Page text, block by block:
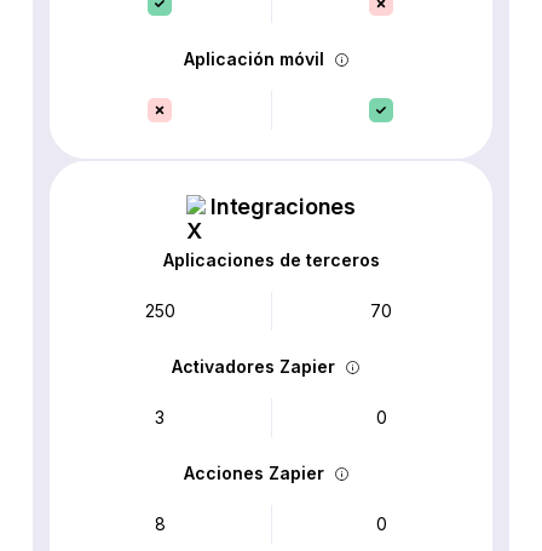
Aplicación móvil
Integraciones
Aplicaciones de terceros
250 70
Activadores Zapier
3 0
Acciones Zapier
8 0